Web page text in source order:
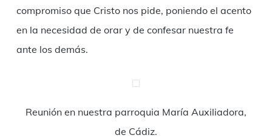
compromiso que Cristo nos pide, poniendo el acento
en la necesidad de orar y de confesar nuestra fe
ante los demás.
Reunión en nuestra parroquia María Auxiliadora,
de Cádiz.